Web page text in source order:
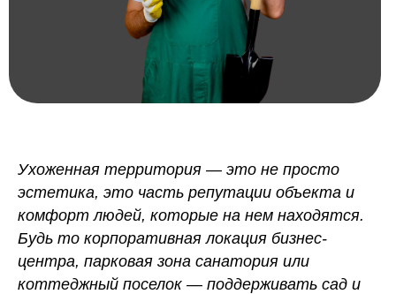
Ухоженная территория — это не просто
эстетика, это часть репутации объекта и
комфорт людей, которые на нем находятся.
Будь то корпоративная локация бизнес-
центра, парковая зона санатория или
коттеджный поселок — поддерживать сад и